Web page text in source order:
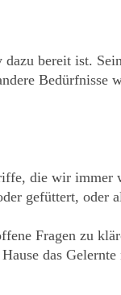
bereit ist.
Bedürfnisse
die wir immer
gefüttert, oder
Fragen zu
das Gelernte